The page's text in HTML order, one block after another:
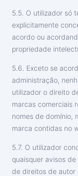
5.5. O utilizador só
explicitamente
acordo ou
propriedade
5.6. Exceto se
administração,
utilizador o direito
marcas comerciais
nomes de domínio,
marca contidas no
5.7. O utilizador
quaisquer avisos
de direitos de autor